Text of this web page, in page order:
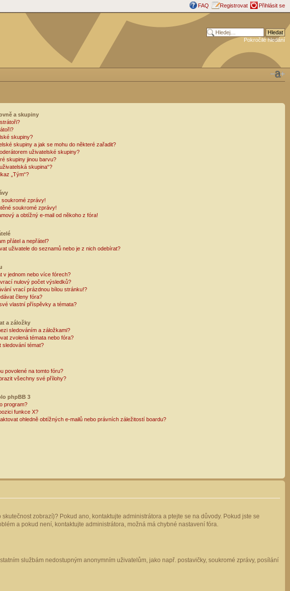
FAQ Registrovat Přihlásit se
Pokročilé hledání
a skupiny
skupiny?
skupiny a jak se mohu do některé zařadit?
uživatelské skupiny?
skupiny jinou barvu?
skupina“?
„Tým“?
soukromé zprávy!
soukromé zprávy!
a obtížný e-mail od někoho z fóra!
přátel a nepřátel?
uživatele do seznamů nebo je z nich odebírat?
v jednom nebo více fórech?
nulový počet výsledků?
vrací prázdnou bílou stránku!?
členy fóra?
vlastní příspěvky a témata?
a záložky
sledováním a záložkami?
zvolená témata nebo fóra?
sledování témat?
povolené na tomto fóru?
všechny své přílohy?
phpBB 3
program?
funkce X?
ohledně obtížných e-mailů nebo právních záležitostí boardu?
zobrazí)? Pokud ano, kontaktujte administrátora a ptejte se na důvody. Pokud jste se
a pokud není, kontaktujte administrátora, možná má chybné nastavení fóra.
službám nedostupným anonymním uživatelům, jako např. postavičky, soukromé zprávy, posílání